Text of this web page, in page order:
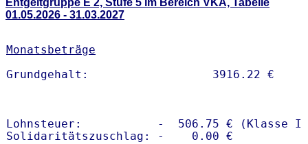
Entgeltgruppe E 2, Stufe 5 im Bereich VKA, Tabelle
01.05.2026 - 31.03.2027
Monatsbeträge
Lohnsteuer:           -  506.75 € (Klasse I)
Solidaritätszuschlag: -    0.00 €